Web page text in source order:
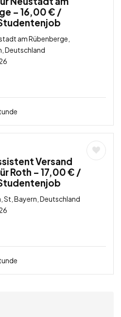
– 16,00 € /
am Rübenberge,
Deutschland
Versand
Roth – 17,00 € /
St, Bayern, Deutschland